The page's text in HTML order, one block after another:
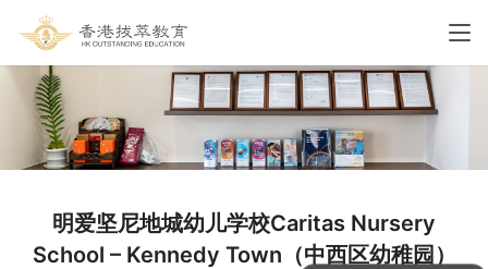
明爱坚尼地城幼儿学校Caritas Nursery
School – Kennedy Town（中西区幼稚园）
能办理香港身份吗？